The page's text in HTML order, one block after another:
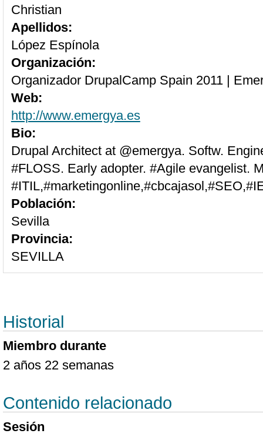
Christian
Apellidos:
López Espínola
Organización:
Organizador DrupalCamp Spain 2011 |
Web:
http://www.emergya.es
Bio:
Drupal Architect at @emergya. Softw.
#FLOSS. Early adopter. #Agile evangelist.
Población:
Sevilla
Provincia:
SEVILLA
Historial
Miembro durante
2 años 22 semanas
Contenido relacionado
Sesión